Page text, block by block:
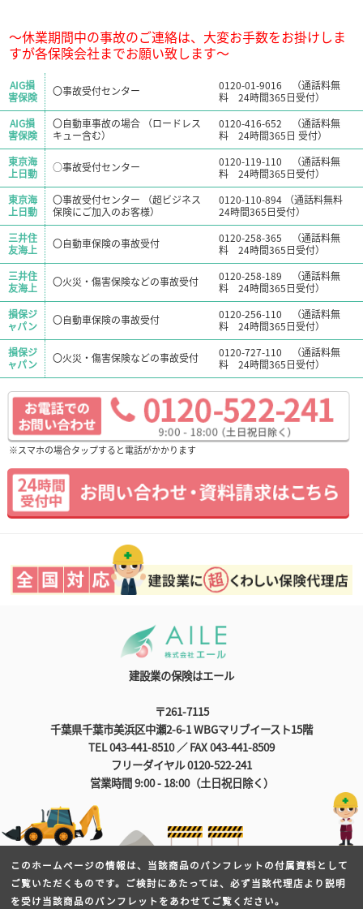
～休業期間中の事故のご連絡は、大変お手数をお掛けしま
すが各保険会社までお願い致します～
AIG損
害保険
〇事故受付センター
0120-01-9016 （通話料無
料 24時間365日受付）
AIG損
害保険
〇自動車事故の場合 （ロードレス
キュー含む）
0120-416-652 （通話料無
料 24時間365日 受付）
東京海
上日動
○事故受付センター
0120-119-110 （通話料無
料 24時間365日受付）
東京海
上日動
〇事故受付センター （超ビジネス
保険にご加入のお客様）
0120-110-894 （通話料無料
24時間365日受付）
三井住
友海上
〇自動車保険の事故受付
0120-258-365 （通話料無
料 24時間365日受付）
三井住
友海上
〇火災・傷害保険などの事故受付
0120-258-189 （通話料無
料 24時間365日受付）
損保ジ
ャパン
〇自動車保険の事故受付
0120-256-110 （通話料無
料 24時間365日受付）
損保ジ
ャパン
〇火災・傷害保険などの事故受付
0120-727-110 （通話料無
料 24時間365日受付）
※スマホの場合タップすると電話がかかります
建設業の保険はエール
〒261-7115
千葉県千葉市美浜区中瀬2-6-1 WBGマリブイースト15階
TEL 043-441-8510 ／ FAX 043-441-8509
フリーダイヤル 0120-522-241
営業時間 9:00 - 18:00（土日祝日除く）
このホームページの情報は、当該商品のパンフレットの付属資料として
ご覧いただくものです。ご検討にあたっては、必ず当該代理店より説明
を受け当該商品のパンフレットをあわせてご覧ください。